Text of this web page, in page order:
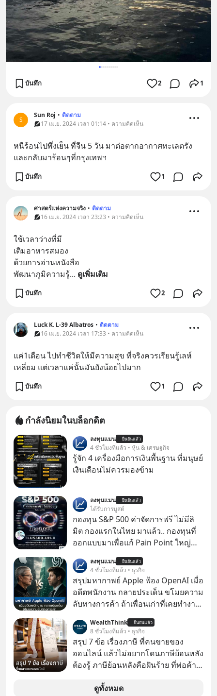
บันทึก 2 1
S
Sun Roj • ติดตาม
17 เม.ย. 2024 เวลา 01:14 • ความคิดเห็น
หนีร้อนไปพึ่งเย็น ที่จีน 5 วัน มาต่อตากอากาศทะเลตรัง
และกลับมาร้อนๆที่กรุงเทพฯ
บันทึก 1
ศาสตร์แห่งความจริง • ติดตาม
16 เม.ย. 2024 เวลา 23:23 • ความคิดเห็น
ใช้เวลาว่างที่มี
เติมอาหารสมอง
ด้วยการอ่านหนังสือ
พัฒนาภูมิความรู้... ดูเพิ่มเติม
บันทึก 2
Luck K. L-39 Albatros • ติดตาม
16 เม.ย. 2024 เวลา 17:33 • ความคิดเห็น
แค่1เดือน ไปทำชีวิตให้มีความสุข ที่จริงควรเรียนรู้เลห์
เหลี่ยม แต่เวลาแค่นั้นมันยังน้อยไปมาก
บันทึก 1
กำลังนิยมในบล็อกดิต
ลงทุนแมน ยืนยันแล้ว
4 ชั่วโมงที่แล้ว • หุ้น & เศรษฐกิจ
รู้จัก 4 เครื่องมือการเงินพื้นฐาน ที่มนุษย์
เงินเดือนไม่ควรมองข้าม
ลงทุนแมน ยืนยันแล้ว
ได้รับการบูสต์
กองทุน S&P 500 ค่าจัดการฟรี ไม่มีลิ
มิต กองแรกในไทย มาแล้ว.. กองทุนที่
ออกแบบมาเพื่อแก้ Pain Point ใหญ่
ลงทุนแมน ยืนยันแล้ว
4 ชั่วโมงที่แล้ว • ธุรกิจ
สรุปมหากาพย์ Apple ฟ้อง OpenAI เมื่อ
อดีตพนักงาน กลายประเด็น ขโมยความ
ลับทางการค้า ถ้าเพื่อนเก่าที่เคยทำงาน
เก่าที่เขาเคยทำไว้ ตอนยังอยู่บริษัท
เดียวกัน
WealthThink ยืนยันแล้ว
8 ชั่วโมงที่แล้ว • ธุรกิจ
สรุป 7 ข้อ เรื่องภาษี ที่คนขายของ
ออนไลน์ แล้วไม่อยากโดนภาษีย้อนหลัง
ต้องรู้ ภาษีย้อนหลังคือฝันร้าย ที่พ่อค้า
ดูทั้งหมด